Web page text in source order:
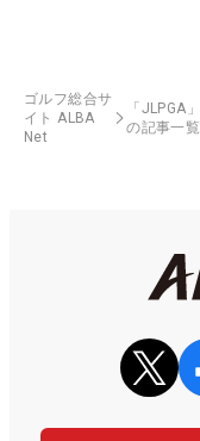
ゴルフ総合サ
イト ALBA
Net
「JLPGA」
の記事一覧